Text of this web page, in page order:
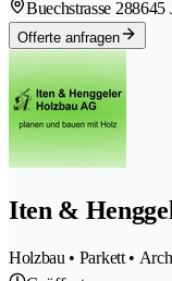
Buechstrasse 288645
Offerte anfragen
Iten &
Holzbau • Parkett •